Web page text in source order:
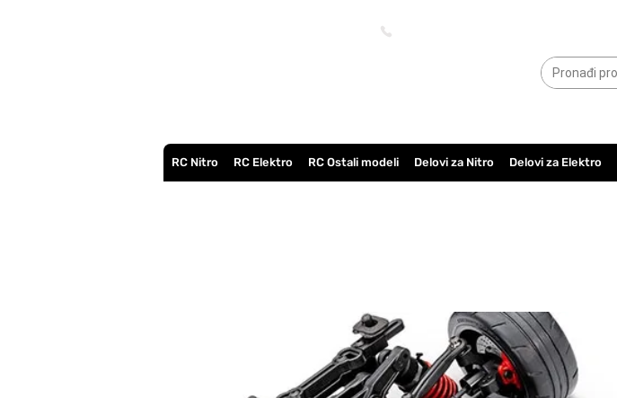
RC Nitro RC Elektro RC Ostali modeli Delovi za Nitro Delovi za Elektro